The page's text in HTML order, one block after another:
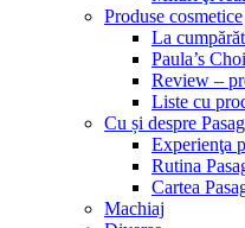
Produse cosmetice
La
Paula’s
Review –
Liste cu
Cu și despre
Experienţa
Rutina
Cartea
Machiaj